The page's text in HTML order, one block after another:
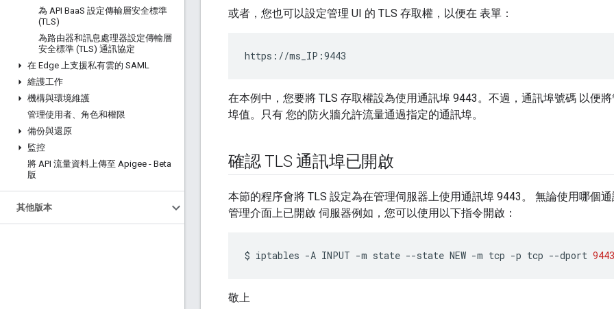
為 API BaaS 設定傳輸層安全標準
(TLS)
為路由器和訊息處理器設定傳輸層
安全標準 (TLS) 通訊協定
在 Edge 上支援私有雲的 SAML
維護工作
機構與環境維護
管理使用者、角色和權限
備份與還原
監控
將 API 流量資料上傳至 Apigee - Beta
版
其他版本
或者，您也可以設定管理 UI 的 TLS 存取權，以便在 表單：
https://ms_IP:9443
在本例中，您要將 TLS 存取權設為使用通訊埠 9443。不過，通訊埠號碼 以便
埠值。只有 您的防火牆允許流量通過指定的通訊埠。
確認 TLS 通訊埠已開啟
本節的程序會將 TLS 設定為在管理伺服器上使用通訊埠 9443。 無論使用哪個
管理介面上已開啟 伺服器例如，您可以使用以下指令開啟：
$ iptables -A INPUT -m state --state NEW -m tcp -p tcp --dport 9443
敬上